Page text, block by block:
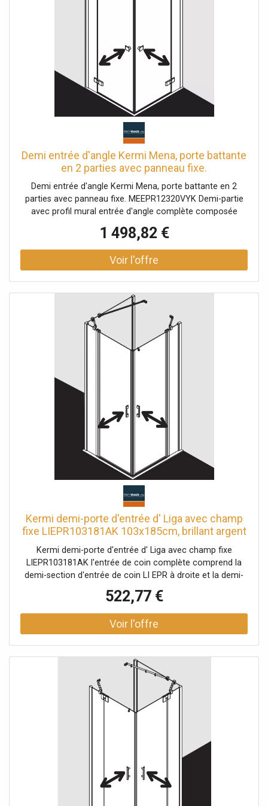
serviettes transparent testé selon DIN EN 14428 (CE) et
PPP 53005 (TÜV / GS) la pente horizontale peut être max.
Demi entrée d'angle Kermi Mena, porte battante
en 2 parties avec panneau fixe.
MEEPR12320VYK 120 x 200 cm, argent brillant,
verre dépoli ESG SR Opaco Clean, droite, au
niveau de la douche
Demi entrée d'angle Kermi Mena, porte battante en 2
parties avec panneau fixe. MEEPR12320VYK Demi-partie
avec profil mural entrée d'angle complète composée
pièces de différentes largeurs peuvent être combinées à
volonté Entrée d'angle partiellement encadrée avec deux
panneaux de verre ouverture vers l'intérieur et vers
battante avec verre de sécurité trempé 6 mm selon EN
12150 en option avec revêtement facile d'entretien
Profilés en aluminium anodisé Garnitures et poignées en
métal Possibilité de réglage dans le profilé mural 20 mm
Ferrures de porte avec mécanisme de levage et
l'intérieur bandes magnétiques continues et profilés
d'étanchéité bande d'étanchéité horizontale avec effet
d'éclaboussures d'eau selon DIN EN 14428 avec matériel
de fixation et crochets porte-serviettes transparents
1 498,82 €
Kermi demi-porte d'entrée d' Liga avec champ
fixe LIEPR103181AK 103x185cm, brillant argent
mat, TSG transparent, droite, sur la zone de
douche
Kermi demi-porte d'entrée d' Liga avec champ fixe
LIEPR103181AK l'entrée de coin complète comprend la
demi-section d'entrée de coin LI EPR à droite et la demi-
section d'entrée de coin LI EPL à gauche partiellement
encadrée Entrée d'angle avec deux vantaux en verre -
ouverture vers l'intérieur et vers l'extérieur avec deux
champs fixes Combinaison avec entrée d'angle LI 2CR / L,
Épaisseur du verre 5 mm Profils en aluminium Poignées et
joints métalliques avec poignées argentées brillantes
mates Joints et connexions pour seuil en chrome
Possibilité de réglage pour chaque profil de mur 25 mm
Joint profilé avec mécanisme de levage-abaissement
bande d'étanchéité horizontale en forme de gouttière
Peut être installé avec un seuil de 6 mm ou sans seuil
(sans plancher) avec matériel de fixation et crochet porte-
serviettes transparent testé selon DIN EN 14428 (CE) et
PPP 53005 (TÜV / GS) la pente horizontale peut être max.
522,77 €